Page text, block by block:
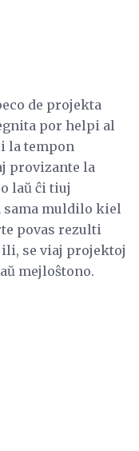
de projekta
por helpi al
la tempon
provizante la
laŭ ĉi tiuj
sama muldilo kiel
povas rezulti
se viaj projektoj
mejloŝtono.